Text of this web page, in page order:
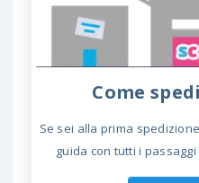
Come
Se sei alla prima
guida con tutti i